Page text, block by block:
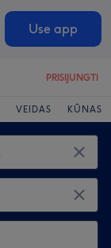
Use app
PRISIJUNGTI
VEIDAS KŪNAS